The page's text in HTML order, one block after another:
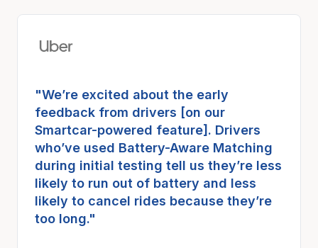
"We’re excited about the early
feedback from drivers [on our
Smartcar-powered feature]. Drivers
who’ve used Battery-Aware Matching
during initial testing tell us they’re less
likely to run out of battery and less
likely to cancel rides because they’re
too long."